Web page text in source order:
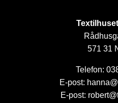
571 31
Telefon:
E-post:
E-post: